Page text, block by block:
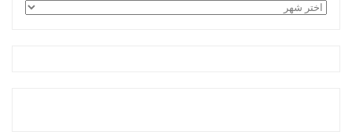
الأرشيف